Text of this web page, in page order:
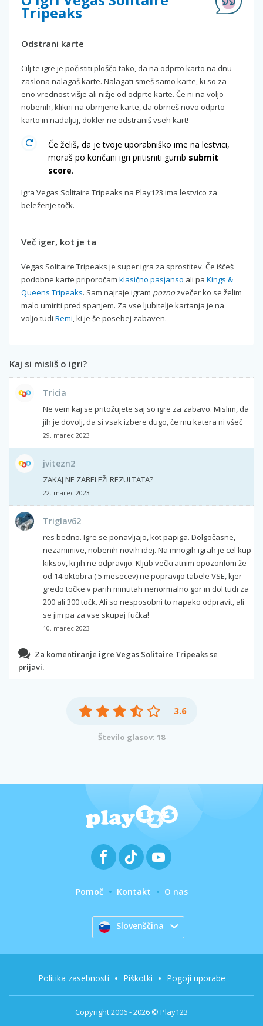
Tripeaks
Odstrani karte
Cilj te igre je počistiti ploščo tako, da na odprto karto na dnu
zaslona nalagaš karte. Nalagati smeš samo karte, ki so za
eno vrednost višje ali nižje od odprte karte. Če ni na voljo
nobenih, klikni na obrnjene karte, da obrneš novo odprto
karto in nadaljuj, dokler ne odstraniš vseh kart!
Če želiš, da je tvoje uporabniško ime na lestvici,
moraš po končani igri pritisniti gumb submit
score.
Igra Vegas Solitaire Tripeaks na Play123 ima lestvico za
beleženje točk.
Več iger, kot je ta
Vegas Solitaire Tripeaks je super igra za sprostitev. Če iščeš
podobne karte priporočam klasično pasjanso ali pa Kings &
Queens Tripeaks. Sam najraje igram pozno zvečer ko se želim
malo umiriti pred spanjem. Za vse ljubitelje kartanja je na
voljo tudi Remi, ki je še posebej zabaven.
Kaj si misliš o igri?
Tricia
Ne vem kaj se pritožujete saj so igre za zabavo. Mislim, da
jih je dovolj, da si vsak izbere dugo, če mu katera ni všeč
29. marec 2023
jvitezn2
ZAKAJ NE ZABELEŽI REZULTATA?
22. marec 2023
Triglav62
res bedno. Igre se ponavljajo, kot papiga. Dolgočasne,
nezanimive, nobenih novih idej. Na mnogih igrah je cel kup
kiksov, ki jih ne odpravijo. Kljub večkratnim opozorilom že
od 14 oktobra ( 5 mesecev) ne popravijo tabele VSE, kjer
gredo točke v parih minutah nenormalno gor in dol tudi za
200 ali 300 točk. Ali so nesposobni to napako odpravit, ali
se jim pa za vse skupaj fučka!
10. marec 2023
Za komentiranje igre Vegas Solitaire Tripeaks se
prijavi.
3.6
Število glasov: 18
Pomoč Kontakt O nas
Slovenščina
Copyright 2006 - 2026 © Play123
Politika zasebnosti Piškotki Pogoji uporabe